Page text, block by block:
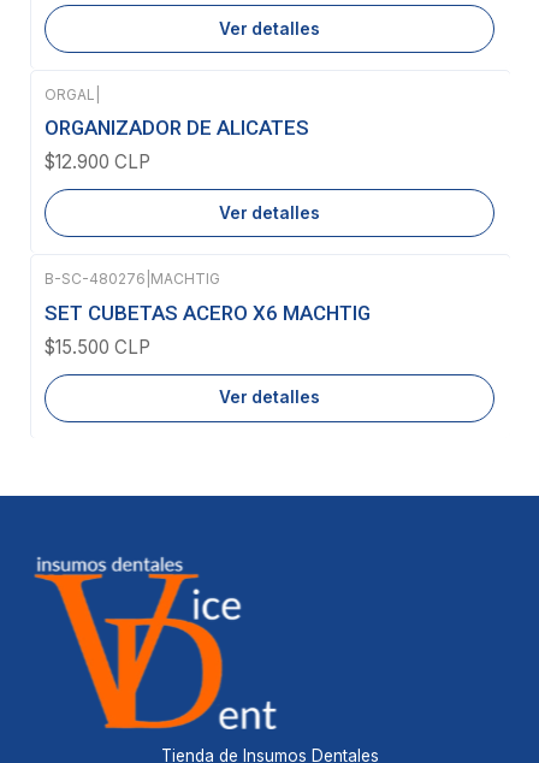
Ver detalles
Agotado
ORGAL
ORGANIZADOR DE ALICATES
$12.900 CLP
Ver detalles
Agotado
B-SC-480276 MACHTIG
SET CUBETAS ACERO X6 MACHTIG
$15.500 CLP
Ver detalles
Tienda de Insumos Dentales